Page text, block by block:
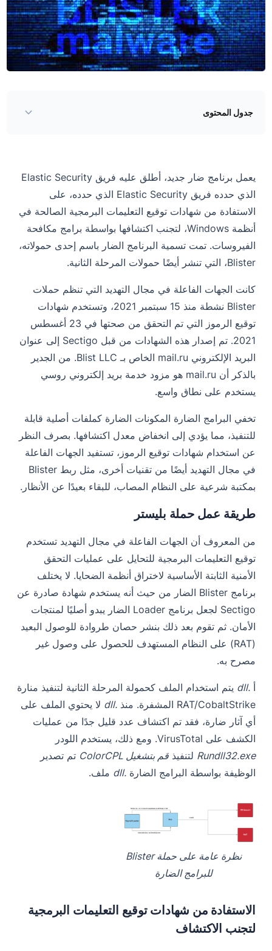
جدول المحتوى
المرحلة الثانية من العدوى
مؤشرات التسوية (IOCs)
يعمل برنامج ضار جديد، أطلق عليه فريق Elastic Security
الذي حدده فريق Elastic Security الذي حدده، على
الاستفادة من شهادات توقيع التعليمات البرمجية الصالحة في
أنظمة Windows، لتجنب اكتشافها بواسطة برامج مكافحة
الفيروسات. تمت تسمية البرنامج الضار باسم إحدى حمولاته،
Blister، التي تنشر أيضًا حمولات المرحلة الثانية.
كانت الجهات الفاعلة في مجال التهديد التي تنظم حملات
Blister نشطة منذ 15 سبتمبر 2021، وتستخدم شهادات
توقيع الرموز التي تم التحقق من صحتها في 23 أغسطس
2021. تم إصدار هذه الشهادات من قبل Sectigo إلى عنوان
البريد الإلكتروني mail.ru الخاص بـ Blist LLC. من الجدير
بالذكر أن mail.ru هو مزود خدمة بريد إلكتروني روسي
يستخدم على نطاق واسع.
تخفي البرامج الضارة المكونات الضارة كملفات أصلية قابلة
للتنفيذ، مما يؤدي إلى انخفاض معدل اكتشافها. بصرف النظر
عن استخدام شهادات توقيع الرموز، تستفيد الجهات الفاعلة
في مجال التهديد أيضًا من تقنيات أخرى، مثل ربط Blister
بمكتبة شرعية على النظام المصاب، للبقاء بعيدًا عن الأنظار.
طريقة عمل حملة بليستر
من المعروف أن الجهات الفاعلة في مجال التهديد تستخدم
توقيع التعليمات البرمجية للتحايل على عمليات التحقق
الأمنية الثابتة الأساسية لاختراق أنظمة الضحايا. لا يختلف
برنامج Blister الضار من حيث أنه يستخدم شهادة صادرة عن
Sectigo لجعل برنامج Loader الضار يبدو أصليًا لمنتجات
الأمان. ثم تقوم بعد ذلك بنشر حصان طروادة للوصول البعيد
(RAT) على النظام المستهدف للحصول على وصول غير
مصرح به.
أ.dll
يتم استخدام الملف كحمولة المرحلة الثانية لتنفيذ منارة
RAT/CobaltStrike المشفرة. منذ
.dll
لا يحتوي الملف على
أي آثار ضارة، فقد تم اكتشاف عدد قليل جدًا من عمليات
الكشف على VirusTotal. ومع ذلك، يستخدم اللودر
Rundll32.exe لتنفيذقم بتشغيل ColorCPL
تم تصدير
الوظيفة بواسطة البرامج الضارة.dll ملف.
نظرة عامة على حملة Blister
للبرامج الضارة
الاستفادة من شهادات توقيع التعليمات البرمجية
لتجنب الاكتشاف